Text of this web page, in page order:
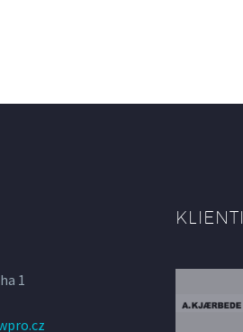
1
KLIENTI